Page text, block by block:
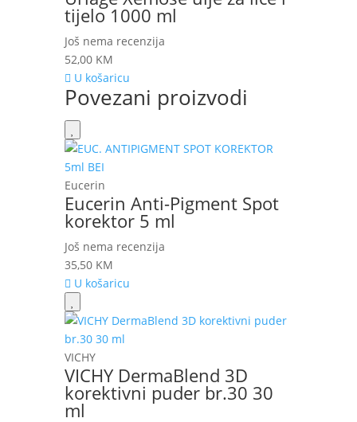
tijelo 1000 ml
Još nema recenzija
52,00 KM
U košaricu
Povezani proizvodi
Eucerin
Eucerin Anti-Pigment Spot
korektor 5 ml
Još nema recenzija
35,50 KM
U košaricu
VICHY
VICHY DermaBlend 3D
korektivni puder br.30 30
ml